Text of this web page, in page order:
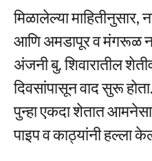
मिळालेल्या
आणि अमडापूर व मंगरूळ
अंजनी बु. शिवारातील
दिवसांपासून वाद सुरू
पुन्हा एकदा शेतात
पाइप व काठ्यांनी हल्ला